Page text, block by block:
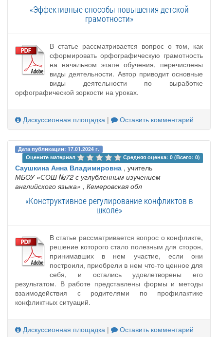
«Эффективные способы повышения детской
грамотности»
В статье рассматривается вопрос о том, как
сформировать орфографическую грамотность
на начальном этапе обучения, перечислены
виды деятельности. Автор приводит основные
виды деятельности по выработке
орфографической зоркости на уроках.
Дискуссионная площадка | Оставить комментарий
Дата публикации: 17.01.2024 г.
Оцените материал
Средняя оценка: 0 (Всего: 0)
Саушкина Анна Владимировна , учитель
МБОУ «СОШ №72 с углубленным изучением
английского языка» , Кемеровская обл
«Конструктивное регулирование конфликтов в
школе»
В статье рассматривается вопрос о конфликте,
решение которого стало полезным для сторон,
принимавших в нем участие, если они
построили, приобрели в нем что-то ценное для
себя, и остались удовлетворены его
результатом. В работе представлены формы и методы
взаимодействия с родителями по профилактике
конфликтных ситуаций.
Дискуссионная площадка | Оставить комментарий